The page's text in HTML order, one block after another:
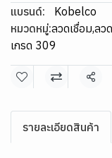
แบรนด์:
Kobelco
หมวดหมู่:ลวดเชื่อม,ลว
เกรด 309
แชร์
รายละเอียดสินค้า